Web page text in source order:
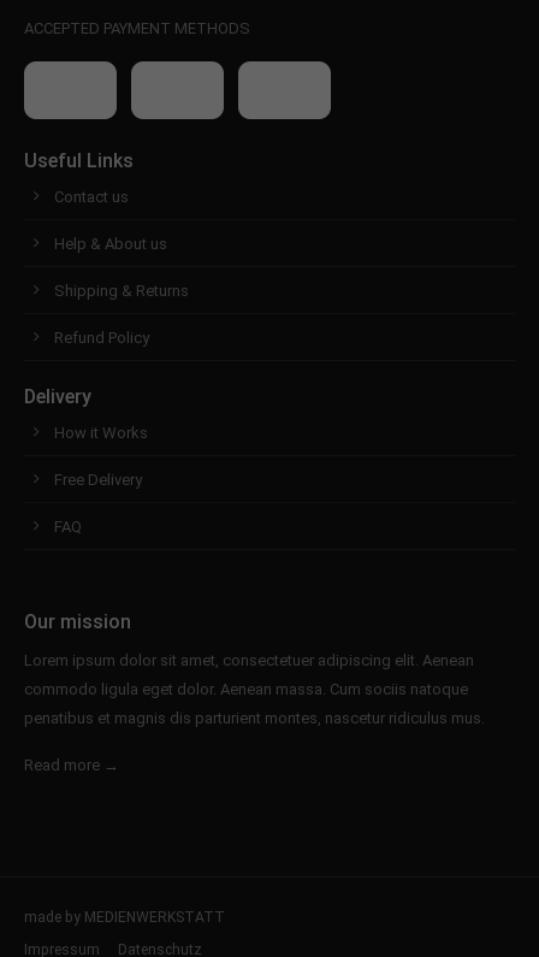
ACCEPTED PAYMENT METHODS
Useful Links
Contact us
Help & About us
Shipping & Returns
Refund Policy
Delivery
How it Works
Free Delivery
FAQ
Our mission
Lorem ipsum dolor sit amet, consectetuer adipiscing elit. Aenean
commodo ligula eget dolor. Aenean massa. Cum sociis natoque
penatibus et magnis dis parturient montes, nascetur ridiculus mus.
Read more →
made by MEDIENWERKSTATT
Impressum
Datenschutz